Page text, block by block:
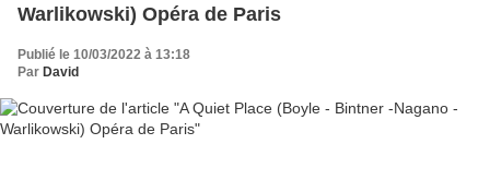
Warlikowski) Opéra de Paris
Publié le 10/03/2022 à 13:18
Par David